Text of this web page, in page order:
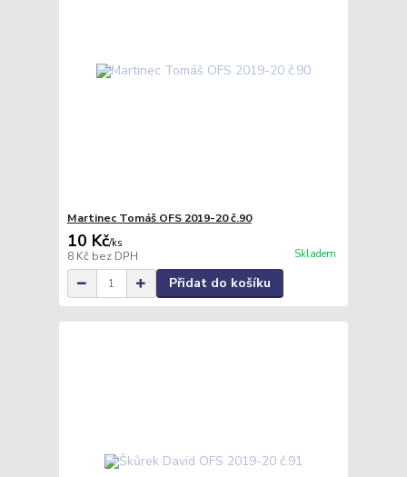
Martinec Tomáš OFS 2019-20 č.90
10 Kč/ks
8 Kč bez DPH Skladem
Přidat do košíku